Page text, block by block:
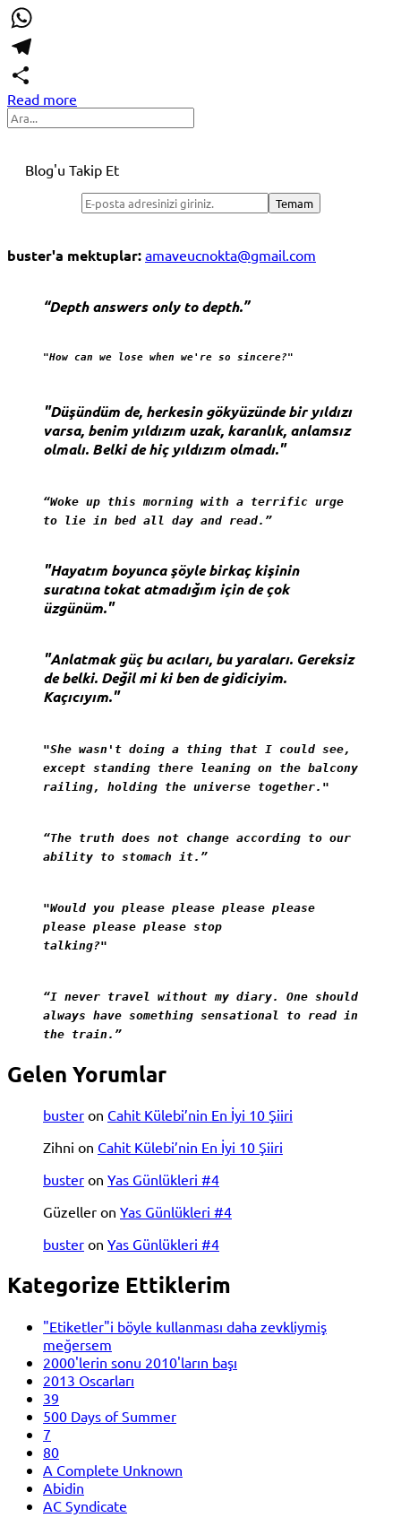
Email
WhatsApp
Telegram
Share
Read more
Search
Blog'u Takip Et
buster'a mektuplar: amaveucnokta@gmail.com
“Depth answers only to depth.”
"How can we lose when we're so sincere?"
"Düşündüm de, herkesin gökyüzünde bir yıldızı
varsa, benim yıldızım uzak, karanlık, anlamsız
olmalı. Belki de hiç yıldızım olmadı."
“Woke up this morning with a terrific urge
to lie in bed all day and read.”
"Hayatım boyunca şöyle birkaç kişinin
suratına tokat atmadığım için de çok
üzgünüm."
"Anlatmak güç bu acıları, bu yaraları. Gereksiz
de belki. Değil mi ki ben de gidiciyim.
Kaçıcıyım."
"She wasn't doing a thing that I could see,
except standing there leaning on the balcony
railing, holding the universe together."
“The truth does not change according to our
ability to stomach it.”
"Would you please please please please
please please please stop
talking?"
“I never travel without my diary. One should
always have something sensational to read in
the train.”
Gelen Yorumlar
buster on Cahit Külebi’nin En İyi 10 Şiiri
Zihni on Cahit Külebi’nin En İyi 10 Şiiri
buster on Yas Günlükleri #4
Güzeller on Yas Günlükleri #4
buster on Yas Günlükleri #4
Kategorize Ettiklerim
"Etiketler"i böyle kullanması daha zevkliymiş
meğersem
2000'lerin sonu 2010'ların başı
2013 Oscarları
39
500 Days of Summer
7
80
A Complete Unknown
Abidin
AC Syndicate